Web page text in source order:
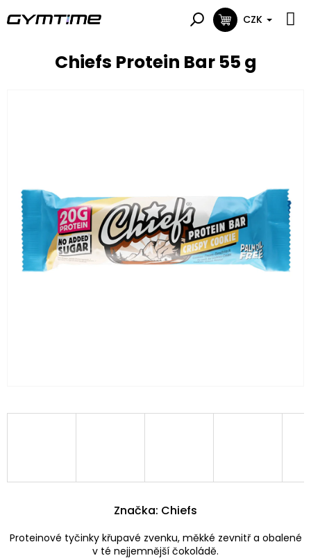
na
NÁKUPNÍ
CZK
Chiefs Protein Bar 55 g
Proteinové tyčinky křupavé zvenku, měkké zevnitř a obalené
v té nejjemnější čokoládě.
Značka: Chiefs